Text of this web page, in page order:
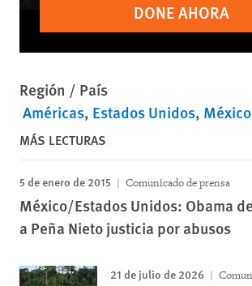
DONE AHORA
Región / País
Américas Estados Unidos México
MÁS LECTURAS
5 de enero de 2015 Comunicado de prensa
México/Estados Unidos: Obama
a Peña Nieto justicia por abusos
21 de julio de 2026